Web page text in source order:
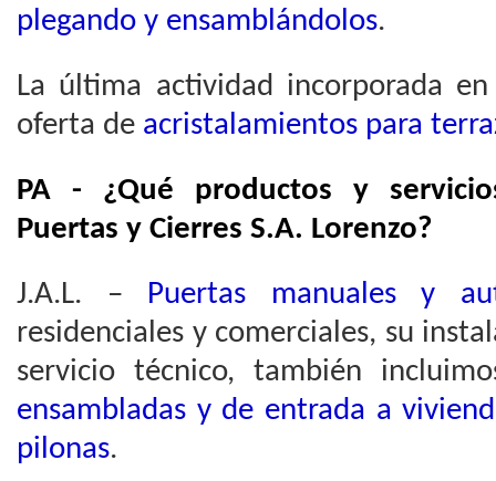
plegando y ensamblándolos.
La última actividad incorporada
oferta de acristalamientos para
PA - ¿Qué productos y
Puertas y Cierres S.A. Lorenzo?
J.A.L. – Puertas manuales y
residenciales y comerciales, su
servicio técnico, también
ensambladas y de entrada a
pilonas.